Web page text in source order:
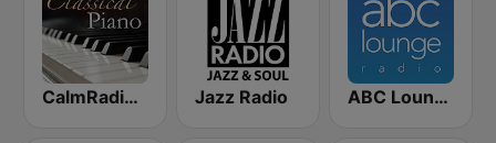
CalmRadio.com - Classical Piano Jazz Radio ABC Lounge Jazz